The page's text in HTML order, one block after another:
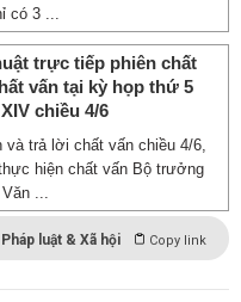
có 3 ...
trực tiếp phiên chất
vấn tại kỳ họp thứ 5
chiều 4/6
và trả lời chất vấn chiều 4/6,
hiện chất vấn Bộ trưởng
...
Pháp luật & Xã hội Copy link